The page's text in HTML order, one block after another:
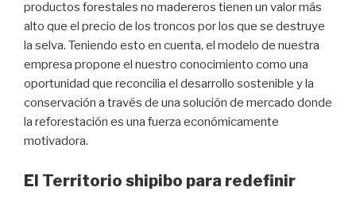
productos forestales no madereros tienen un valor más
alto que el precio de los troncos por los que se destruye
la selva. Teniendo esto en cuenta, el modelo de nuestra
empresa propone el nuestro conocimiento como una
oportunidad que reconcilia el desarrollo sostenible y la
conservación a través de una solución de mercado donde
la reforestación es una fuerza económicamente
motivadora.
El Territorio shipibo para redefinir